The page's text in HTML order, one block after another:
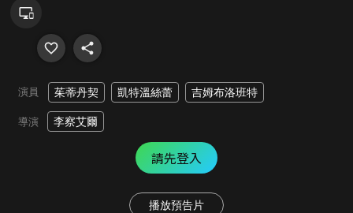
演員 茱蒂丹契 凱特溫絲蕾 吉姆布洛班特
導演 李察艾爾
請先登入
播放預告片